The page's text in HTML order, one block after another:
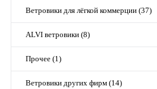
Ветровики для лёгкой коммерции (37)
ALVI ветровики (8)
Прочее (1)
Ветровики других фирм (14)